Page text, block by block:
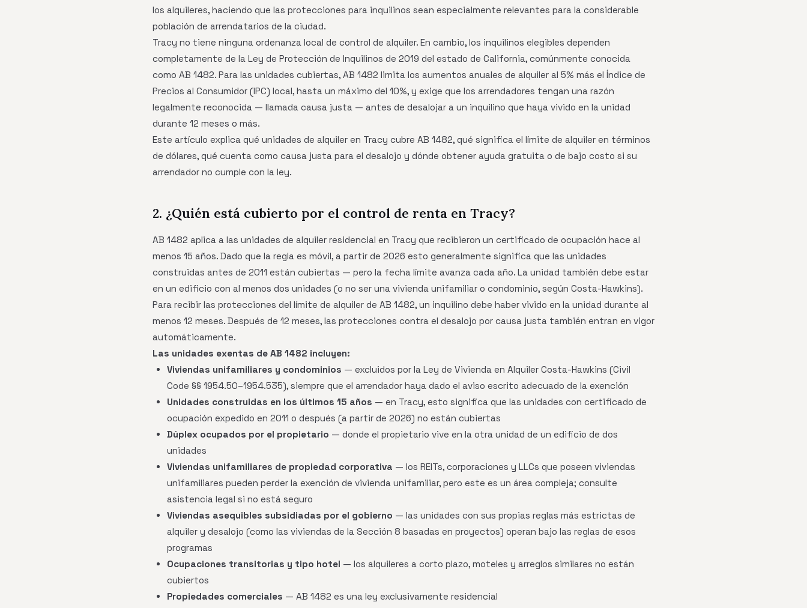
los alquileres, haciendo que las protecciones para inquilinos sean especialmente relevantes para la considerable
población de arrendatarios de la ciudad.
Tracy no tiene ninguna ordenanza local de control de alquiler. En cambio, los inquilinos elegibles dependen
completamente de la Ley de Protección de Inquilinos de 2019 del estado de California, comúnmente conocida
como AB 1482. Para las unidades cubiertas, AB 1482 limita los aumentos anuales de alquiler al 5% más el Índice de
Precios al Consumidor (IPC) local, hasta un máximo del 10%, y exige que los arrendadores tengan una razón
legalmente reconocida — llamada causa justa — antes de desalojar a un inquilino que haya vivido en la unidad
durante 12 meses o más.
Este artículo explica qué unidades de alquiler en Tracy cubre AB 1482, qué significa el límite de alquiler en términos
de dólares, qué cuenta como causa justa para el desalojo y dónde obtener ayuda gratuita o de bajo costo si su
arrendador no cumple con la ley.
2. ¿Quién está cubierto por el control de renta en Tracy?
AB 1482 aplica a las unidades de alquiler residencial en Tracy que recibieron un certificado de ocupación hace al
menos 15 años. Dado que la regla es móvil, a partir de 2026 esto generalmente significa que las unidades
construidas antes de 2011 están cubiertas — pero la fecha límite avanza cada año. La unidad también debe estar
en un edificio con al menos dos unidades (o no ser una vivienda unifamiliar o condominio, según Costa-Hawkins).
Para recibir las protecciones del límite de alquiler de AB 1482, un inquilino debe haber vivido en la unidad durante al
menos 12 meses. Después de 12 meses, las protecciones contra el desalojo por causa justa también entran en vigor
automáticamente.
Las unidades exentas de AB 1482 incluyen:
Viviendas unifamiliares y condominios — excluidos por la Ley de Vivienda en Alquiler Costa-Hawkins (Civil
Code §§ 1954.50–1954.535), siempre que el arrendador haya dado el aviso escrito adecuado de la exención
Unidades construidas en los últimos 15 años — en Tracy, esto significa que las unidades con certificado de
ocupación expedido en 2011 o después (a partir de 2026) no están cubiertas
Dúplex ocupados por el propietario — donde el propietario vive en la otra unidad de un edificio de dos
unidades
Viviendas unifamiliares de propiedad corporativa — los REITs, corporaciones y LLCs que poseen viviendas
unifamiliares pueden perder la exención de vivienda unifamiliar, pero este es un área compleja; consulte
asistencia legal si no está seguro
Viviendas asequibles subsidiadas por el gobierno — las unidades con sus propias reglas más estrictas de
alquiler y desalojo (como las viviendas de la Sección 8 basadas en proyectos) operan bajo las reglas de esos
programas
Ocupaciones transitorias y tipo hotel — los alquileres a corto plazo, moteles y arreglos similares no están
cubiertos
Propiedades comerciales — AB 1482 es una ley exclusivamente residencial